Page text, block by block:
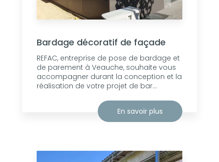
Bardage décoratif de façade
REFAC, entreprise de pose de bardage et
de parement à Veauche, souhaite vous
accompagner durant la conception et la
réalisation de votre projet de bar...
En savoir plus